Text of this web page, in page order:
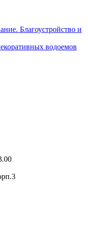
Благоустройство и
водоемов